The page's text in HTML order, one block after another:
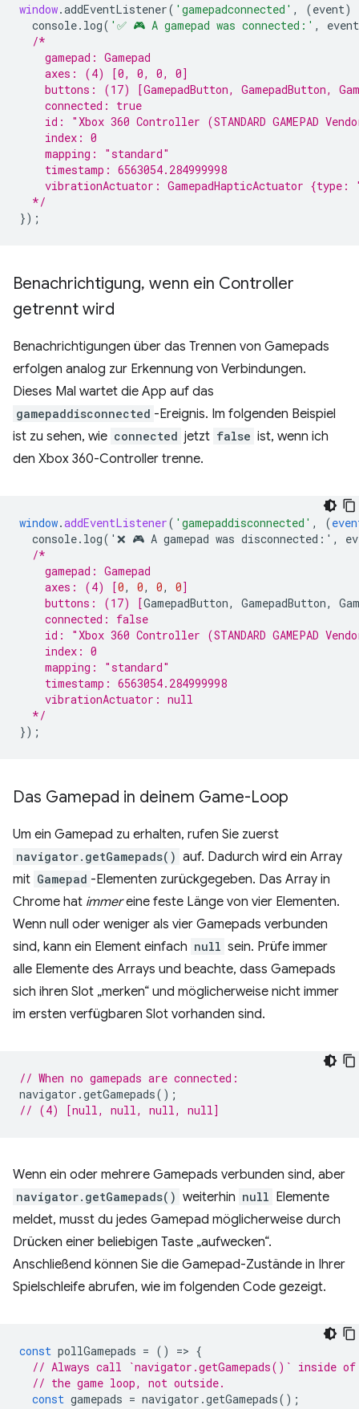
window.addEventListener( 'gamepadconnected' , (event)
console. log( '✅ 🎮 A gamepad was connected:' ,
event
/*
    gamepad: Gamepad
    axes: (4) [0, 0, 0, 0]
buttons: (17) [GamepadButton, GamepadButton,
    connected: true
id: "Xbox 360 Controller (STANDARD GAMEPAD
    index: 0
    mapping: "standard"
    timestamp: 6563054.284999998
vibrationActuator: GamepadHapticActuator {type:
  */
});
Benachrichtigung, wenn ein Controller
getrennt wird
Benachrichtigungen über das Trennen von Gamepads
erfolgen analog zur Erkennung von Verbindungen.
Dieses Mal wartet die App auf das
gamepaddisconnected -Ereignis. Im folgenden Beispiel
ist zu sehen, wie connected jetzt false ist, wenn ich
den Xbox 360-Controller trenne.
window.addEventListener( 'gamepaddisconnected' , (
console.log('❌ 🎮 A gamepad was disconnected : ' ,
/*
    gamepad: Gamepad
    axes: (4)
[0, 0, 0, 0]
    buttons: (17)
[GamepadButton, GamepadButton,
    connected: false
id: "Xbox 360 Controller (STANDARD GAMEPAD
    index: 0
    mapping: "standard"
    timestamp: 6563054.284999998
    vibrationActuator: null
  */
});
Das Gamepad in deinem Game-Loop
Um ein Gamepad zu erhalten, rufen Sie zuerst
navigator.getGamepads() auf. Dadurch wird ein Array
mit Gamepad -Elementen zurückgegeben. Das Array in
Chrome hat immereine feste Länge von vier Elementen.
Wenn null oder weniger als vier Gamepads verbunden
sind, kann ein Element einfach null sein. Prüfe immer
alle Elemente des Arrays und beachte, dass Gamepads
sich ihren Slot „merken“ und möglicherweise nicht immer
im ersten verfügbaren Slot vorhanden sind.
// When no gamepads are connected:
navigator .getGamepads();
// (4) [null, null, null, null]
Wenn ein oder mehrere Gamepads verbunden sind, aber
navigator.getGamepads() weiterhin null Elemente
meldet, musst du jedes Gamepad möglicherweise durch
Drücken einer beliebigen Taste „aufwecken“.
Anschließend können Sie die Gamepad-Zustände in Ihrer
Spielschleife abrufen, wie im folgenden Code gezeigt.
const pollGamepads = () => {
// Always call `navigator.getGamepads()` inside of
// the game loop, not outside.
const gamepads = navigator .getGamepads();